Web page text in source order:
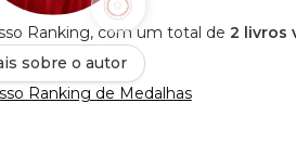
Ranking, com um total de 2 livros
sobre o autor
Ranking de Medalhas